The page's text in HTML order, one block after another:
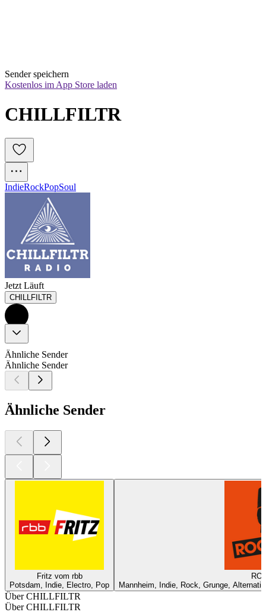
Sender speichern
Kostenlos im App Store laden
CHILLFILTR
IndieRockPopSoul
Jetzt Läuft
CHILLFILTR
Ähnliche Sender
Ähnliche Sender
Ähnliche Sender
Fritz vom rbb
Potsdam, Indie, Electro, Pop
Mannheim, Indie, Rock, Grunge,
Über CHILLFILTR
Über CHILLFILTR